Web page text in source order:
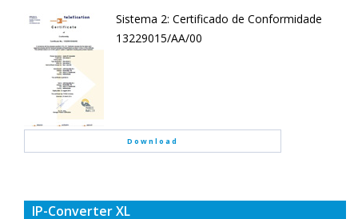
Sistema 2: Certificado de Conformidade
13229015/AA/00
Download
IP-Converter XL